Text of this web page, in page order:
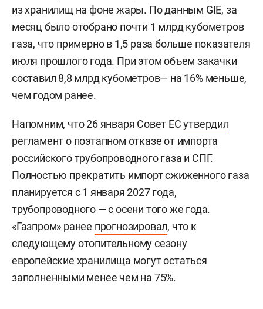
из хранилищ на фоне жары. По данным GIE, за
месяц было отобрано почти 1 млрд кубометров
газа, что примерно в 1,5 раза больше показателя
июля прошлого года. При этом объем закачки
составил 8,8 млрд кубометров— на 16% меньше,
чем годом ранее.
Напомним, что 26 января Совет ЕСутвердил
регламент о поэтапном отказе от импорта
российского трубопроводного газа и СПГ.
Полностью прекратить импорт сжиженного газа
планируется с 1 января 2027 года,
трубопроводного — с осени того же года.
«Газпром» ранее прогнозировал, что к
следующему отопительному сезону
европейские хранилища могут остаться
заполненными менее чем на 75%.